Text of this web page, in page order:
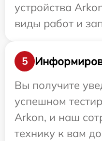
устройства
виды работ и
5
Вы получите
успешном
Arkon, и наш
технику к вам